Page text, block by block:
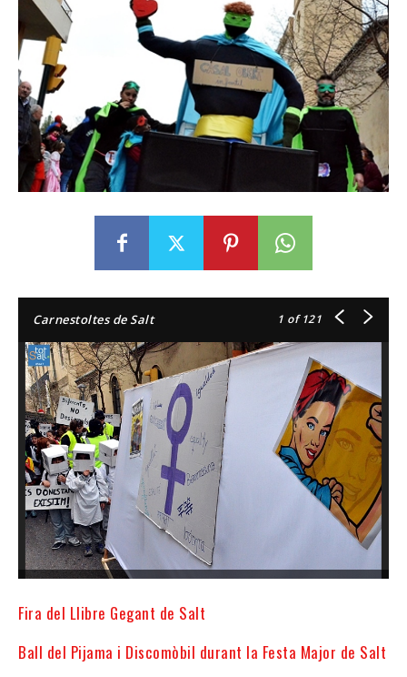
Carnestoltes de Salt 1 of 121
Fira del Llibre Gegant de Salt
Ball del Pijama i Discomòbil durant la Festa Major de Salt